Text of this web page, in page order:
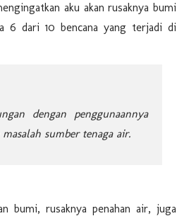
aku akan rusaknya bumi
6 dari 10 bencana yang terjadi di
dengan penggunaannya
sumber tenaga air.
bumi, rusaknya penahan air, juga